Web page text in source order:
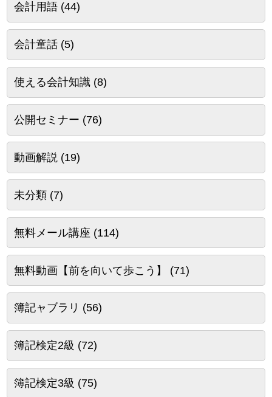
会計用語(44)
会計童話(5)
使える会計知識(8)
公開セミナー (76)
動画解説 (19)
未分類(7)
無料メール講座 (114)
無料動画【前を向いて歩こう】 (71)
簿記ャブラリ (56)
簿記検定2級 (72)
簿記検定3級 (75)